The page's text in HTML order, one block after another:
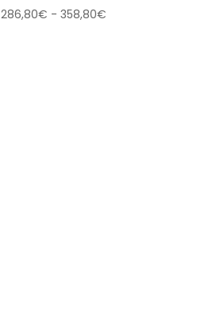
286,80€ - 358,80€Fascia